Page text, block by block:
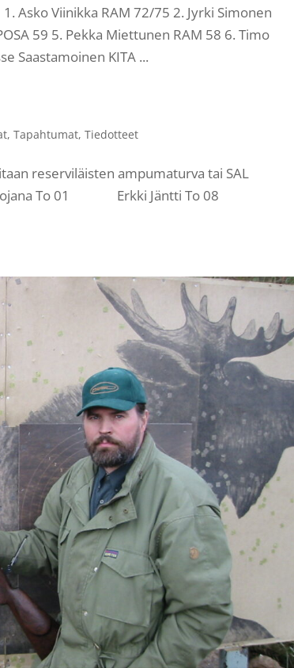
Asko Viinikka RAM 72/75 2. Jyrki Simonen
59 5. Pekka Miettunen RAM 58 6. Timo
Saastamoinen KITA ...
,Tapahtumat,Tiedotteet
reserviläisten ampumaturva tai SAL
Valvojana To 01 Erkki Jäntti To 08